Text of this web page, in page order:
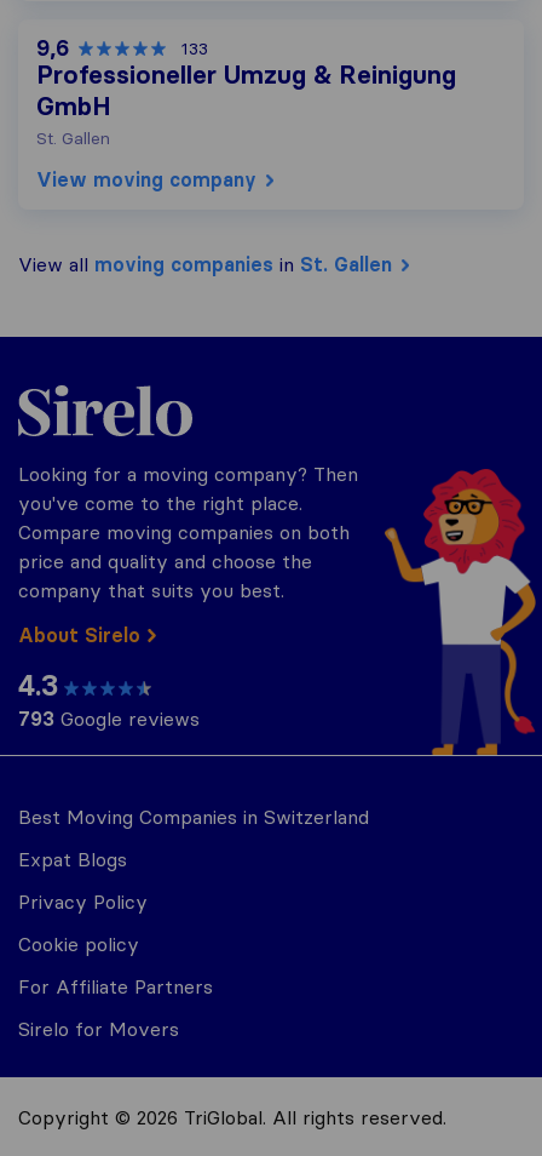
9,6 133
Professioneller Umzug & Reinigung
GmbH
St. Gallen
View moving company
View all moving companies in St. Gallen
Best Moving Companies in Switzerland
Expat Blogs
Privacy Policy
Cookie policy
For Affiliate Partners
Sirelo for Movers
Sirelo.ch
Looking for a moving company? Then
you've come to the right place.
Compare moving companies on both
price and quality and choose the
company that suits you best.
About Sirelo
4.3
793 Google reviews
Copyright © 2026 TriGlobal. All rights reserved.